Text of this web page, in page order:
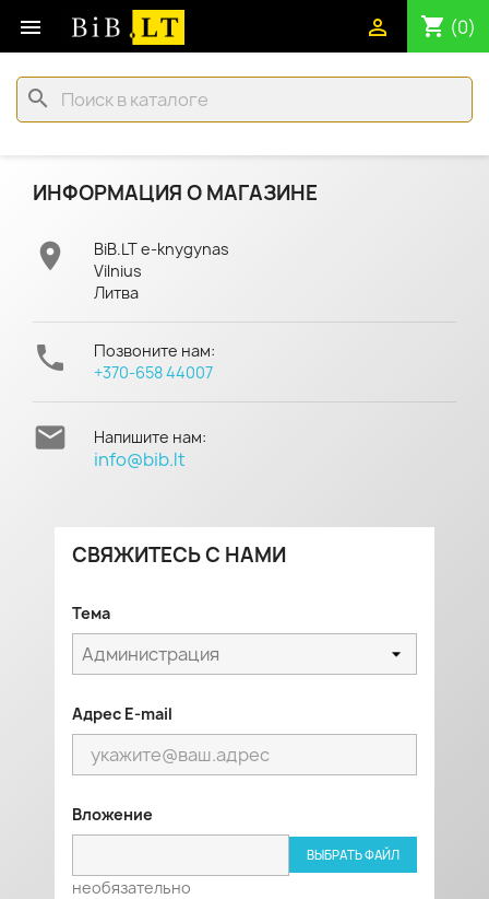
 shopping_cart (0)

search
ИНФОРМАЦИЯ О МАГАЗИНЕ

BiB.LT e-knygynas
Vilnius
Литва

Позвоните нам:
+370-658 44007
 Напишите нам:
info@bib.lt
СВЯЖИТЕСЬ С НАМИ
Тема
Адрес E-mail
Вложение
ВЫБРАТЬ ФАЙЛ
необязательно